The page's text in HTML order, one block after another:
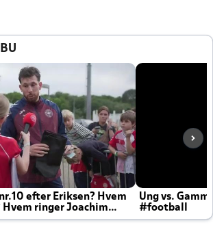
efter Eriksen? Hvem
ringer Joachim
Ung vs.
#football